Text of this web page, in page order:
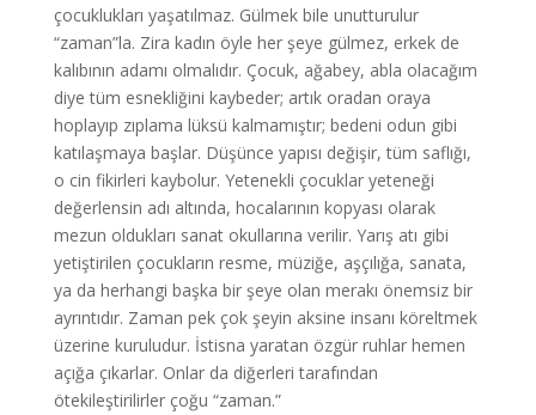
çocuklukları yaşatılmaz. Gülmek bile unutturulur
“zaman”la. Zira kadın öyle her şeye gülmez, erkek de
kalıbının adamı olmalıdır. Çocuk, ağabey, abla olacağım
diye tüm esnekliğini kaybeder; artık oradan oraya
hoplayıp zıplama lüksü kalmamıştır; bedeni odun gibi
katılaşmaya başlar. Düşünce yapısı değişir, tüm saflığı,
o cin fikirleri kaybolur. Yetenekli çocuklar yeteneği
değerlensin adı altında, hocalarının kopyası olarak
mezun oldukları sanat okullarına verilir. Yarış atı gibi
yetiştirilen çocukların resme, müziğe, aşçılığa, sanata,
ya da herhangi başka bir şeye olan merakı önemsiz bir
ayrıntıdır. Zaman pek çok şeyin aksine insanı köreltmek
üzerine kuruludur. İstisna yaratan özgür ruhlar hemen
açığa çıkarlar. Onlar da diğerleri tarafından
ötekileştirilirler çoğu “zaman.”